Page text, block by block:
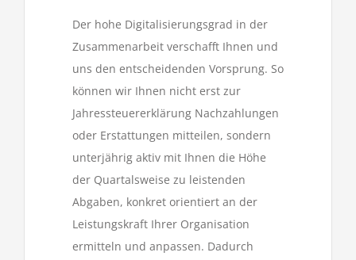
Der hohe Digitalisierungsgrad in der
Zusammenarbeit verschafft Ihnen und
uns den entscheidenden Vorsprung. So
können wir Ihnen nicht erst zur
Jahressteuererklärung Nachzahlungen
oder Erstattungen mitteilen, sondern
unterjährig aktiv mit Ihnen die Höhe
der Quartalsweise zu leistenden
Abgaben, konkret orientiert an der
Leistungskraft Ihrer Organisation
ermitteln und anpassen. Dadurch